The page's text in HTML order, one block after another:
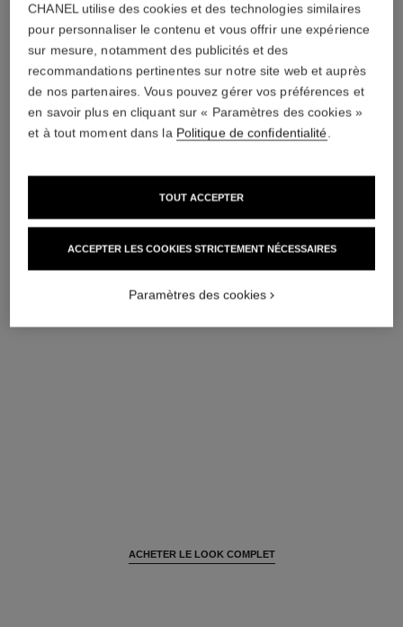
LES BEIGES EAU DE TEINT
PIGMENTS. EFFET PEAU NUE. BELLE MINE NATURELLE
ET LUMINEUSE
Réf. 158820
67 €
AJOUTER AU PANIER
ACHETER LE LOOK COMPLET
CHANEL utilise des cookies et des technologies similaires
pour personnaliser le contenu et vous offrir une expérience
sur mesure, notamment des publicités et des
recommandations pertinentes sur notre site web et auprès
de nos partenaires. Vous pouvez gérer vos préférences et
en savoir plus en cliquant sur « Paramètres des cookies »
et à tout moment dans la Politique de confidentialité
ACCEPTER LES COOKIES STRICTEMENT NÉCESSAIRES
TOUT ACCEPTER
Paramètres des cookies